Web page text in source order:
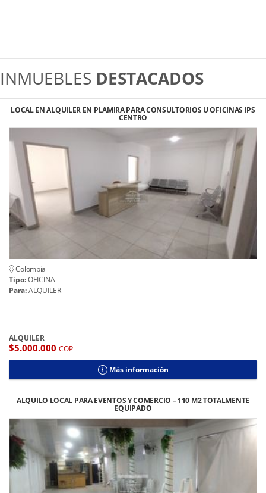
INMUEBLES DESTACADOS
LOCAL EN ALQUILER EN PLAMIRA PARA CONSULTORIOS U OFICINAS IPS
CENTRO
Colombia
Tipo:OFICINA
Para:ALQUILER
ALQUILER
$5.000.000 COP
Más información
ALQUILO LOCAL PARA EVENTOS Y COMERCIO – 110 M2 TOTALMENTE
EQUIPADO